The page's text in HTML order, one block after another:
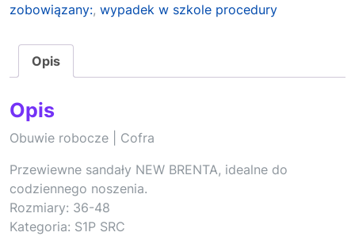
zobowiązany:, wypadek w szkole procedury
Opis
Opis
Obuwie robocze | Cofra
Przewiewne sandały NEW BRENTA, idealne do
codziennego noszenia.
Rozmiary: 36-48
Kategoria: S1P SRC